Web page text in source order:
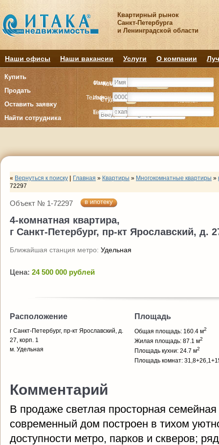
Квартирный рынок
Санкт-Петербурга
и Ленинградской области
Наши офисы Наши вакансии Услуги О компании
Купить
Продать
Оставить заявку
Найти сотрудника
Комнату
Студия Комнат
Комнату
Студия Комнат
Имя
Телефон
E-mail
Фамилия
Имя
Телефон
« Вернуться к поиску Главная » Квартиры » Многокомнатные квартиры »
72297
Объект № 1-72297 в ипотеку
4-комнатная квартира,
г Санкт-Петербург, пр-кт Ярославский, д.
Ближайшая станция метро: Удельная
Цена: 24 500 000 рублей
Расположение
г Санкт-Петербург, пр-кт Ярославский, д.
27, корп. 1
м. Удельная
Площадь
Общая площадь: 160.4 м2
Жилая площадь: 87.1 м2
Площадь кухни: 24.7 м2
Площадь комнат:
Комментарий
В продаже светлая просторная
современный дом построен в тихом
доступности метро, парков и скверов;